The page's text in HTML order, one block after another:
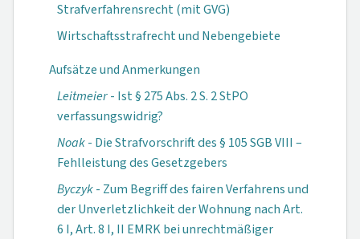
Strafverfahrensrecht (mit GVG)
Wirtschaftsstrafrecht und Nebengebiete
Aufsätze und Anmerkungen
Leitmeier- Ist § 275 Abs. 2 S. 2 StPO
verfassungswidrig?
Noak- Die Strafvorschrift des § 105 SGB VIII –
Fehlleistung des Gesetzgebers
Byczyk- Zum Begriff des fairen Verfahrens und
der Unverletzlichkeit der Wohnung nach Art.
6 I, Art. 8 I, II EMRK bei unrechtmäßiger